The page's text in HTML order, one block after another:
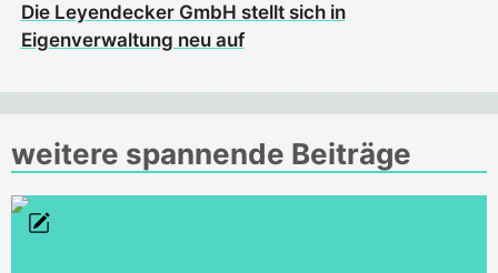
Die Leyendecker GmbH stellt sich in
Eigenverwaltung neu auf
weitere spannende Beiträge